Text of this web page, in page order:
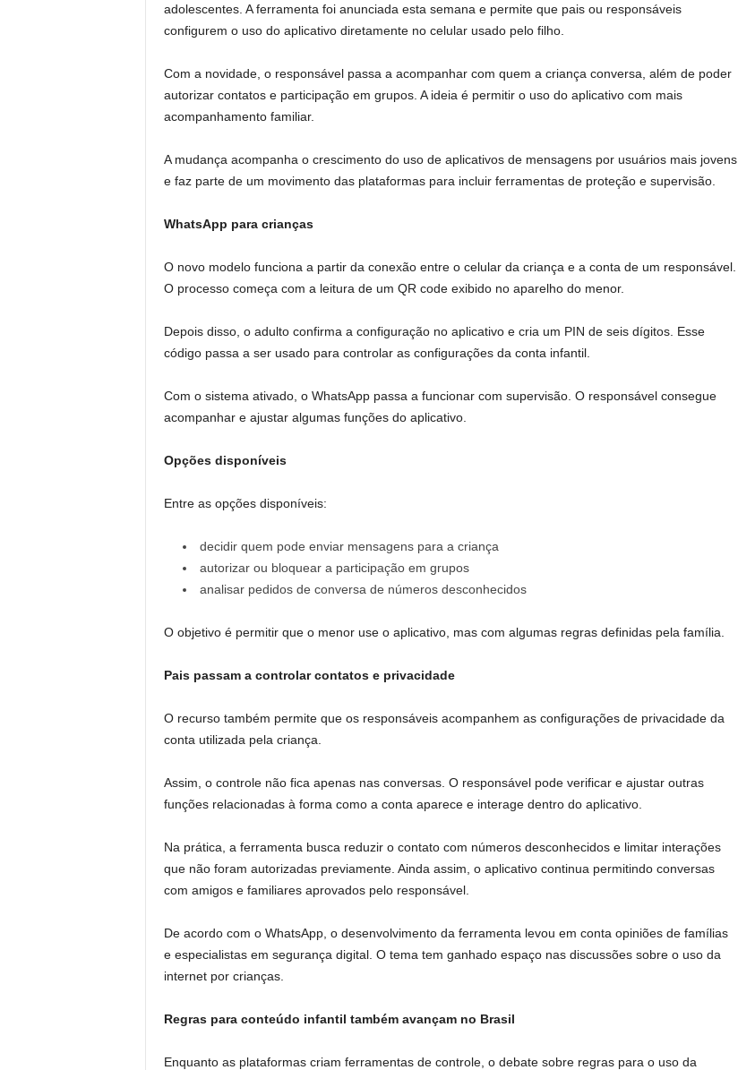
adolescentes. A ferramenta foi anunciada esta semana e permite que pais ou responsáveis
configurem o uso do aplicativo diretamente no celular usado pelo filho.
Com a novidade, o responsável passa a acompanhar com quem a criança conversa, além de poder
autorizar contatos e participação em grupos. A ideia é permitir o uso do aplicativo com mais
acompanhamento familiar.
A mudança acompanha o crescimento do uso de aplicativos de mensagens por usuários mais jovens
e faz parte de um movimento das plataformas para incluir ferramentas de proteção e supervisão.
WhatsApp para crianças
O novo modelo funciona a partir da conexão entre o celular da criança e a conta de um responsável.
O processo começa com a leitura de um QR code exibido no aparelho do menor.
Depois disso, o adulto confirma a configuração no aplicativo e cria um PIN de seis dígitos. Esse
código passa a ser usado para controlar as configurações da conta infantil.
Com o sistema ativado, o WhatsApp passa a funcionar com supervisão. O responsável consegue
acompanhar e ajustar algumas funções do aplicativo.
Opções disponíveis
Entre as opções disponíveis:
decidir quem pode enviar mensagens para a criança
autorizar ou bloquear a participação em grupos
analisar pedidos de conversa de números desconhecidos
O objetivo é permitir que o menor use o aplicativo, mas com algumas regras definidas pela família.
Pais passam a controlar contatos e privacidade
O recurso também permite que os responsáveis acompanhem as configurações de privacidade da
conta utilizada pela criança.
Assim, o controle não fica apenas nas conversas. O responsável pode verificar e ajustar outras
funções relacionadas à forma como a conta aparece e interage dentro do aplicativo.
Na prática, a ferramenta busca reduzir o contato com números desconhecidos e limitar interações
que não foram autorizadas previamente. Ainda assim, o aplicativo continua permitindo conversas
com amigos e familiares aprovados pelo responsável.
De acordo com o WhatsApp, o desenvolvimento da ferramenta levou em conta opiniões de famílias
e especialistas em segurança digital. O tema tem ganhado espaço nas discussões sobre o uso da
internet por crianças.
Regras para conteúdo infantil também avançam no Brasil
Enquanto as plataformas criam ferramentas de controle, o debate sobre regras para o uso da